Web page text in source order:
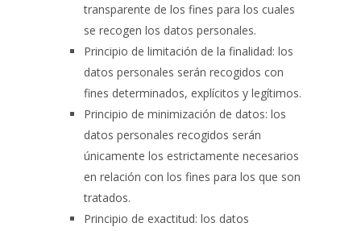
transparente de los fines para los cuales
se recogen los datos personales.
Principio de limitación de la finalidad: los
datos personales serán recogidos con
fines determinados, explícitos y legítimos.
Principio de minimización de datos: los
datos personales recogidos serán
únicamente los estrictamente necesarios
en relación con los fines para los que son
tratados.
Principio de exactitud: los datos